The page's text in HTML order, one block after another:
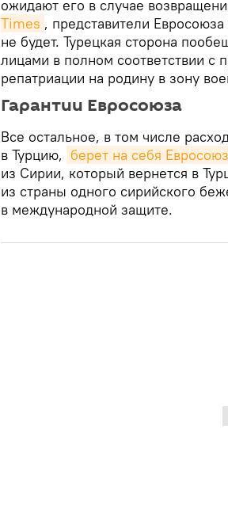
ожидают его в случае
Times , представители
не будет. Турецкая сторона
лицами в полном соответствии с
репатриации на родину в зону
Гарантии Евросоюза
Все остальное, в том числе
в Турцию, берет на себя Евросоюз
из Сирии, который вернется в
из страны одного сирийского
в международной защите.